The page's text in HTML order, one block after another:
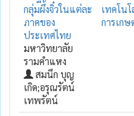
กลุ่มผึ้งจิ๋วในแต่ละ
ภาคของ
ประเทศไทย
มหาวิทยาลัย
รามคำแหง
สมนึก บุญ
เกิด;อรุณรัตน์
เทพรัตน์
เทคโน
การเกษ